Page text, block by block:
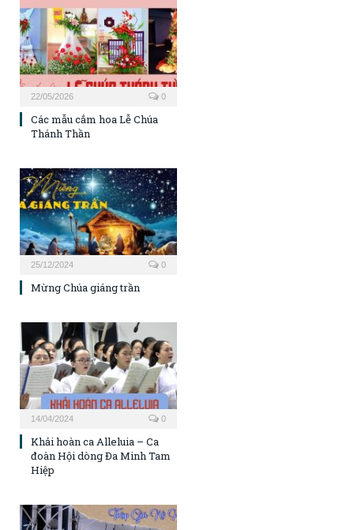
22/05/2026 0
Các mẫu cắm hoa Lễ Chúa
Thánh Thần
25/12/2024 0
Mừng Chúa giáng trần
14/04/2024 0
Khải hoàn ca Alleluia – Ca
đoàn Hội dòng Đa Minh Tam
Hiệp